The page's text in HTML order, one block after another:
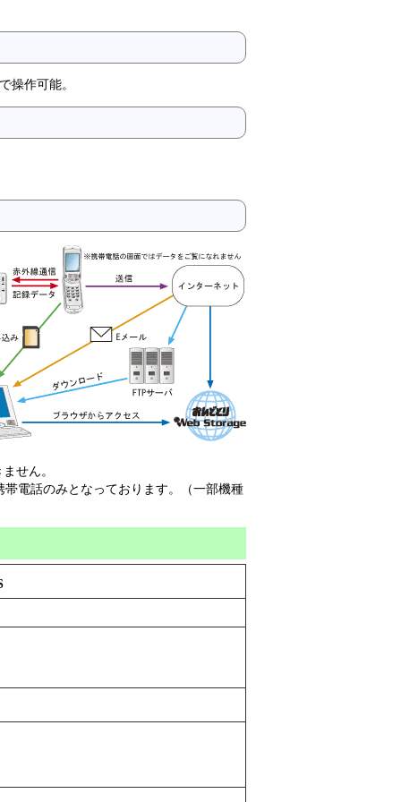
操作可能。
せん。
電話のみとなっております。（一部機種